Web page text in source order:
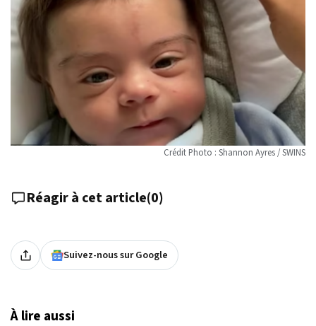
Crédit Photo : Shannon Ayres / SWINS
Réagir à cet article(0)
Suivez-nous sur Google
À lire aussi